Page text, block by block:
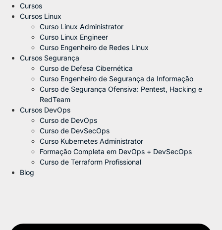
Cursos
Cursos Linux
Curso Linux Administrator
Curso Linux Engineer
Curso Engenheiro de Redes Linux
Cursos Segurança
Curso de Defesa Cibernética
Curso Engenheiro de Segurança da Informação
Curso de Segurança Ofensiva: Pentest, Hacking e
RedTeam
Cursos DevOps
Curso de DevOps
Curso de DevSecOps
Curso Kubernetes Administrator
Formação Completa em DevOps + DevSecOps
Curso de Terraform Profissional
Blog